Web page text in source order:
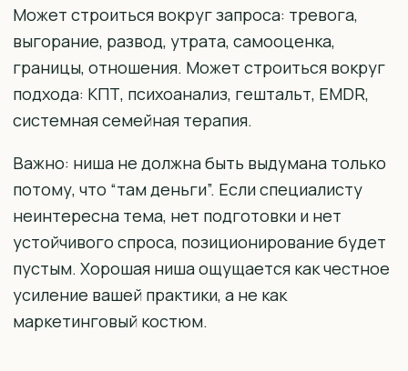
Может строиться вокруг запроса: тревога,
выгорание, развод, утрата, самооценка,
границы, отношения. Может строиться вокруг
подхода: КПТ, психоанализ, гештальт, EMDR,
системная семейная терапия.
Важно: ниша не должна быть выдумана только
потому, что “там деньги”. Если специалисту
неинтересна тема, нет подготовки и нет
устойчивого спроса, позиционирование будет
пустым. Хорошая ниша ощущается как честное
усиление вашей практики, а не как
маркетинговый костюм.